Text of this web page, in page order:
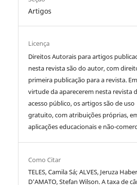
Artigos
Licença
Direitos Autorais para artigos
nesta revista são do autor, com
primeira publicação para a revista. Em
virtude da aparecerem nesta revista
acesso público, os artigos são de uso
gratuito, com atribuições próprias,
aplicações educacionais e não-
Como Citar
TELES, Camila Sá; ALVES, Jeruza
D'AMATO, Stefan Wilson. A taxa de